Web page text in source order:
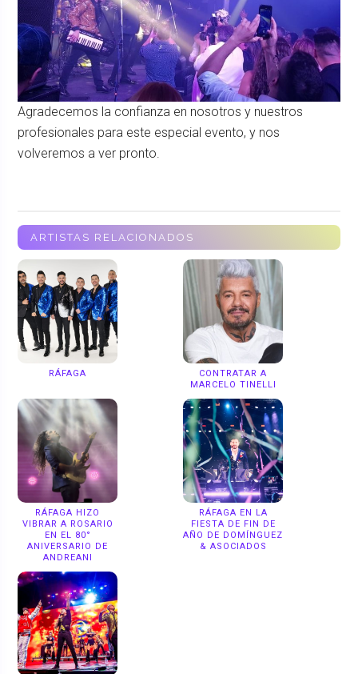
Agradecemos la confianza en nosotros y nuestros
profesionales para este especial evento, y nos
volveremos a ver pronto.
ARTISTAS RELACIONADOS
RÁFAGA
CONTRATAR A
MARCELO TINELLI
RÁFAGA HIZO
VIBRAR A ROSARIO
EN EL 80°
ANIVERSARIO DE
ANDREANI
RÁFAGA EN LA
FIESTA DE FIN DE
AÑO DE DOMÍNGUEZ
& ASOCIADOS